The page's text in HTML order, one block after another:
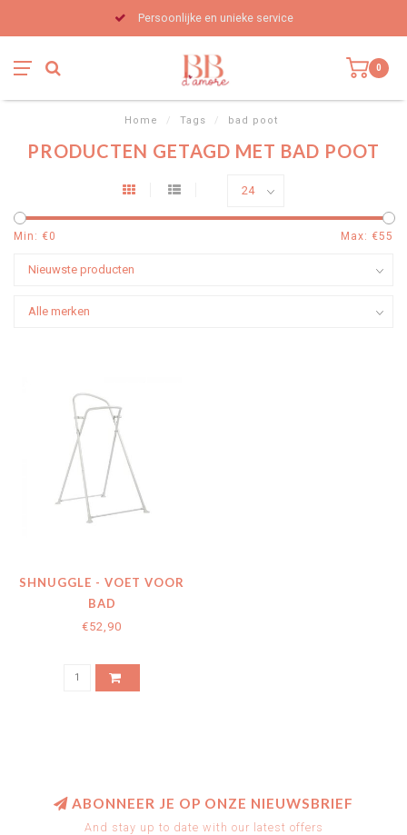
Persoonlijke en unieke service
0
Home / Tags / bad poot
PRODUCTEN GETAGD MET BAD POOT
Min: €0 Max: €55
SHNUGGLE - VOET VOOR
BAD
€52,90
ABONNEER JE OP ONZE NIEUWSBRIEF
And stay up to date with our latest offers